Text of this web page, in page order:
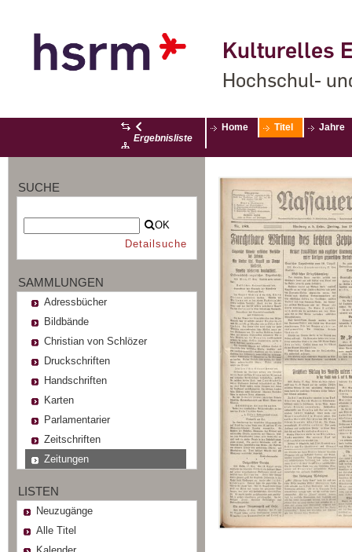
Kulturelles
Hochschul-
Ergebnisliste
Home Titel Jahre
SUCHE
OK
Detailsuche
SAMMLUNGEN
Adressbücher
Bildbände
Christian von Schlözer
Druckschriften
Handschriften
Karten
Parlamentarier
Zeitschriften
Zeitungen
LISTEN
Neuzugänge
Alle Titel